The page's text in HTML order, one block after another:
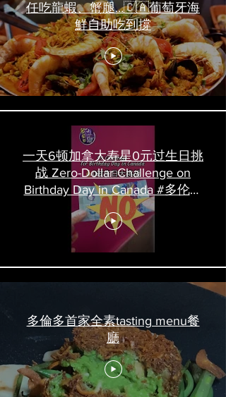
任吃龍蝦、蟹腿…🇨🇦葡萄牙海
鮮自助吃到撐
一天6顿加拿大寿星0元过生日挑
战 Zero-Dollar Challenge on
Birthday Day in Canada #多伦多
吃喝玩乐 #多伦多美食
#torontofood
多倫多首家全素tasting menu餐
廳